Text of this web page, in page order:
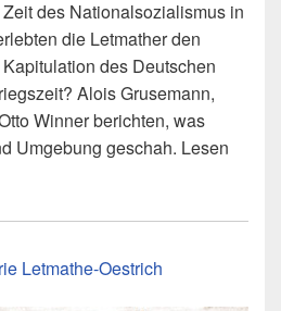
des Nationalsozialismus in
die Letmather den
des Deutschen
Alois Grusemann,
Winner berichten, was
Umgebung geschah. Lesen
Letmathe-Oestrich